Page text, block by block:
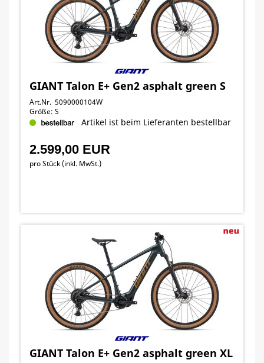
GIANT Talon E+ Gen2 asphalt green S
Art.Nr. 5090000104W
Größe: S
Artikel ist beim Lieferanten bestellbar
2.599,00 EUR
pro Stück (inkl. MwSt.)
GIANT Talon E+ Gen2 asphalt green XL